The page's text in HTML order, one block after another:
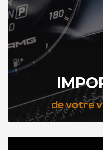
de votre